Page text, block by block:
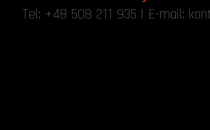
Tel: +48 508 211 935 | E-mail: